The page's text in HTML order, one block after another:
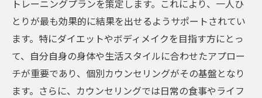
継続的な体型維持のためのアドバイス
パーソナルジムが提供する無理なく続けられる
トレーニングの魅力
パーソナルジムのトレーニングが続けやす
い理由
トレーニングプランを策定します。これにより、一人ひ
とりが最も効果的に結果を出せるようサポートされてい
ます。特にダイエットやボディメイクを目指す方にとっ
て、自分自身の身体や生活スタイルに合わせたアプロー
チが重要であり、個別カウンセリングがその基盤となり
ます。さらに、カウンセリングでは日常の食事やライフ